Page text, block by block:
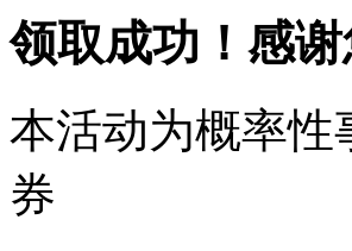
领取成功！感
本活动为概率性
券